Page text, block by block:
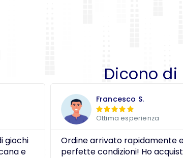
Dicono di
giochi
e
Francesco S.
 
Ottima esperienza
Ordine arrivato rapidamente
perfette condizioni! Ho